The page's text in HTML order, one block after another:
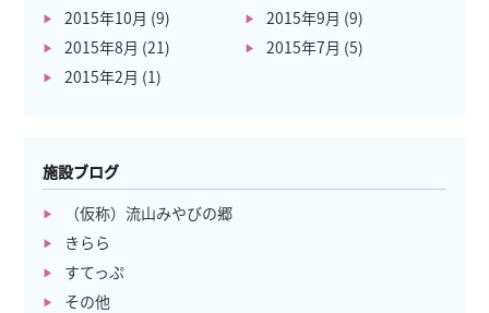
2015年10月 (9) 2015年9月 (9)
2015年8月 (21) 2015年7月 (5)
2015年2月 (1)
施設ブログ
（仮称）流山みやびの郷
きらら
すてっぷ
その他